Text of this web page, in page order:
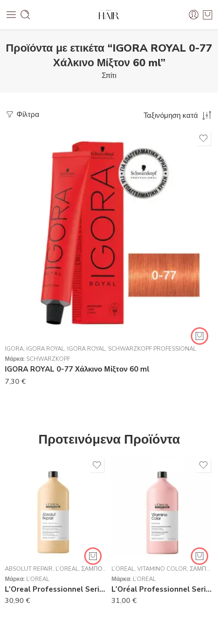
Προϊόντα με ετικέτα “IGORA ROYAL 0-77
Χάλκινο Μίξτον 60 ml”
Σπίτι
Φίλτρα Ταξινόμηση κατά
IGORA, IGORA ROYAL, IGORA ROYAL, SCHWARZKOPF PROFESSIONAL
Μάρκα: SCHWARZKOPF
IGORA ROYAL 0-77 Χάλκινο Μίξτον 60 ml
7,30 €
Προτεινόμενα Προϊόντα
ABSOLUT REPAIR, L’ORÉAL, ΣΑΜΠΟΥΆΝ
Μάρκα: L’ORÉAL
L’Oreal Professionnel Serie Expert Absolut Repair Shampoo Για Ταλαιπωρημένα Μαλλιά 1500ml
30,90 €
L’ORÉAL, VITAMINO COLOR, ΣΑΜΠΟΥΆΝ
Μάρκα: L’ORÉAL
L’Oréal Professionnel Serie Expert Vitamino Color Shampoo 1500ml
31,00 €